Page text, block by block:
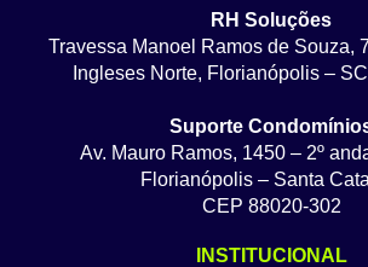
RH Soluções
Travessa Manoel Ramos de Souza,
Ingleses Norte, Florianópolis –
Suporte
Av. Mauro Ramos, 1450 – 2º
Florianópolis – Santa
CEP 88020-302
INSTITUCIONAL